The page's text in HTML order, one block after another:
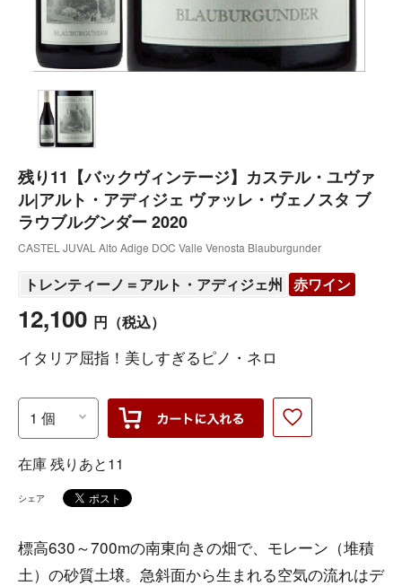
残り11【バックヴィンテージ】カステル・ユヴァ
ル|アルト・アディジェ ヴァッレ・ヴェノスタ ブ
ラウブルグンダー 2020
CASTEL JUVAL Alto Adige DOC Valle Venosta Blauburgunder
トレンティーノ＝アルト・アディジェ州 赤ワイン
12,100 円 （税込）
イタリア屈指！美しすぎるピノ・ネロ
在庫 残りあと11
シェア
標高630～700mの南東向きの畑で、モレーン（堆積
土）の砂質土壌。急斜面から生まれる空気の流れはデ